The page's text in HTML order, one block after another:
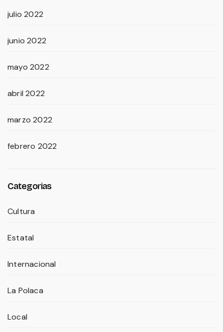
julio 2022
junio 2022
mayo 2022
abril 2022
marzo 2022
febrero 2022
Categorias
Cultura
Estatal
Internacional
La Polaca
Local